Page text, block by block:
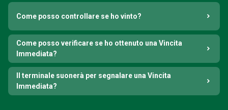
Come posso controllare se ho vinto?
Come posso verificare se ho ottenuto una Vincita
Immediata?
Il terminale suonerà per segnalare una Vincita
Immediata?